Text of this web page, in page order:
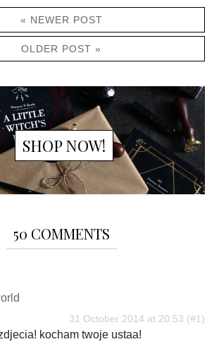
« NEWER POST
OLDER POST »
SHOP NOW!
50 COMMENTS
31 October 2014 at 20:53
kocham twoje ustaa!